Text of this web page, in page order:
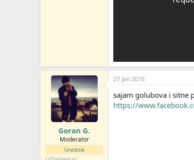
Goran G.
Moderator
Urednik
27 Jan 2016
sajam golubova i sitne
https://